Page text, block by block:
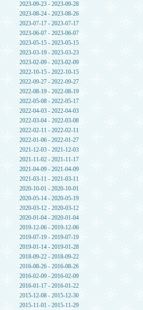
2023-09-23 - 2023-09-28
2023-08-24 - 2023-08-26
2023-07-17 - 2023-07-17
2023-06-07 - 2023-06-07
2023-05-15 - 2023-05-15
2023-03-19 - 2023-03-23
2023-02-09 - 2023-02-09
2022-10-15 - 2022-10-15
2022-09-27 - 2022-09-27
2022-08-19 - 2022-08-19
2022-05-08 - 2022-05-17
2022-04-03 - 2022-04-03
2022-03-04 - 2022-03-08
2022-02-11 - 2022-02-11
2022-01-06 - 2022-01-27
2021-12-03 - 2021-12-03
2021-11-02 - 2021-11-17
2021-04-09 - 2021-04-09
2021-03-11 - 2021-03-11
2020-10-01 - 2020-10-01
2020-05-14 - 2020-05-19
2020-03-12 - 2020-03-12
2020-01-04 - 2020-01-04
2019-12-06 - 2019-12-06
2019-07-19 - 2019-07-19
2019-01-14 - 2019-01-28
2018-09-22 - 2018-09-22
2016-08-26 - 2016-08-26
2016-02-09 - 2016-02-09
2016-01-17 - 2016-01-22
2015-12-08 - 2015-12-30
2015-11-01 - 2015-11-29